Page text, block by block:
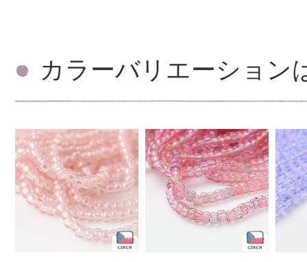
カラーバリエーション